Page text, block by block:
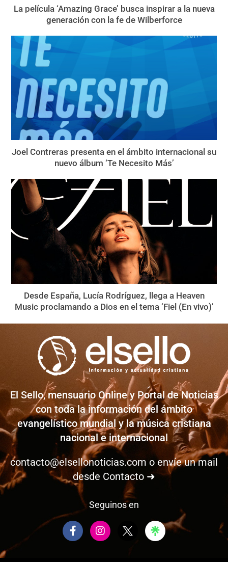
La película ‘Amazing Grace’ busca inspirar a la nueva
generación con la fe de Wilberforce
Joel Contreras presenta en el ámbito internacional su
nuevo álbum ‘Te Necesito Más’
Desde España, Lucía Rodríguez, llega a Heaven
Music proclamando a Dios en el tema ‘Fiel (En vivo)’
El Sello, mensuario Online y Portal de Noticias
con toda la información del ámbito
evangelístico mundial y la música cristiana
nacional e internacional
contacto@elsellonoticias.com o envíe un mail
desde Contacto ➜
Seguinos en
F
a
I
n